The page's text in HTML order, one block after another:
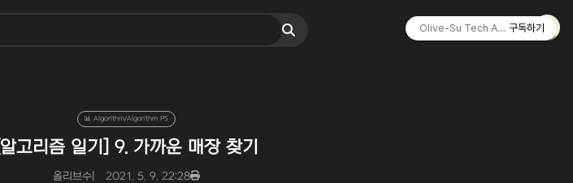
📊 Algorithm/Algorithm PS
[알고리즘 일기] 9. 가까운 매장 찾기
올리브수 2021. 5. 9. 22:28
Olive-Su Tech Archive ☄︎
구독하기